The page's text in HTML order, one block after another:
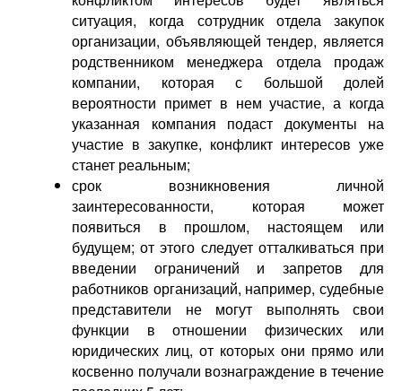
ситуация, когда сотрудник отдела закупок
организации, объявляющей тендер, является
родственником менеджера отдела продаж
компании, которая с большой долей
вероятности примет в нем участие, а когда
указанная компания подаст документы на
участие в закупке, конфликт интересов уже
станет реальным;
срок возникновения личной
заинтересованности, которая может
появиться в прошлом, настоящем или
будущем; от этого следует отталкиваться при
введении ограничений и запретов для
работников организаций, например, судебные
представители не могут выполнять свои
функции в отношении физических или
юридических лиц, от которых они прямо или
косвенно получали вознаграждение в течение